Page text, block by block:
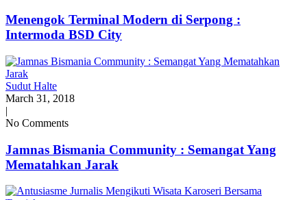
Menengok Terminal Modern di Serpong :
Intermoda BSD City
Sudut Halte
March 31, 2018
|
No Comments
Jamnas Bismania Community : Semangat Yang
Mematahkan Jarak